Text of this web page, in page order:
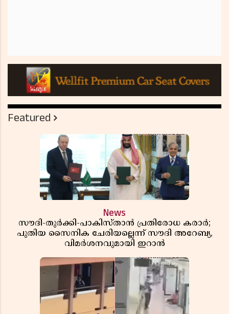
Featured
News
സൗദി-തുർക്കി-പാകിസ്താൻ പ്രതിരോധ കരാർ;
പുതിയ സൈനിക ചേരിയല്ലെന്ന് സൗദി അറേബ്യ,
വിമർശനവുമായി ഇറാൻ